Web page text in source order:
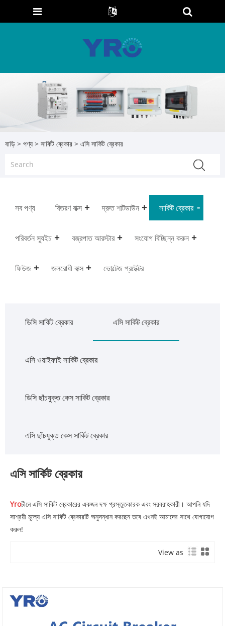
বাড়ি > পণ্য > সার্কিট ব্রেকার > এসি সার্কিট ব্রেকার
সব পণ্য বিতরণ বাক্স দ্রুত শাটডাউন সার্কিট ব্রেকার
পরিবর্তন স্যুইচ বজ্রপাত আরস্টার সংযোগ বিচ্ছিন্ন করুন
ফিউজ জলরোধী বাক্স ভোল্টেজ প্রটেক্টর
ডিসি সার্কিট ব্রেকার এসি সার্কিট ব্রেকার
এসি ওয়াইফাই সার্কিট ব্রেকার
ডিসি ছাঁচযুক্ত কেস সার্কিট ব্রেকার
এসি ছাঁচযুক্ত কেস সার্কিট ব্রেকার
এসি সার্কিট ব্রেকার
Yroচীনে এসি সার্কিট ব্রেকারের একজন দক্ষ প্রস্তুতকারক এবং সরবরাহকারী। আপনি যদি
সাশ্রয়ী মূল্যে এসি সার্কিট ব্রেকারটি অনুসন্ধান করছেন তবে এখনই আমাদের সাথে যোগাযোগ
করুন!
View as